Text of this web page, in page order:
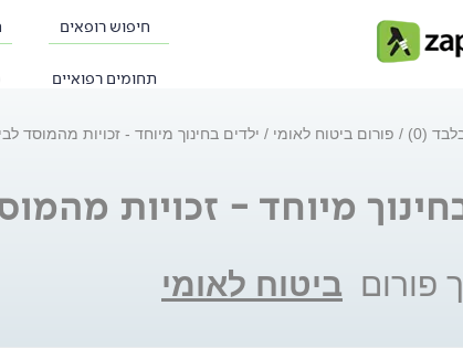
חיפוש רופאים
תחומים רפואיים
(0) פורום ביטוח לאומי ילדים בחינוך מיוחד - זכויות מהמוסד
מיוחד - זכויות
פורום ביטוח לאומי